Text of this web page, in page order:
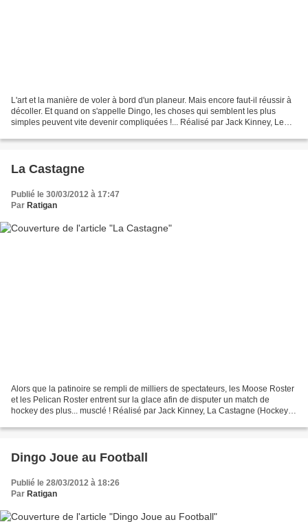
L'art et la manière de voler à bord d'un planeur. Mais encore faut-il réussir à
décoller. Et quand on s'appelle Dingo, les choses qui semblent les plus
simples peuvent vite devenir compliquées !... Réalisé par Jack Kinney, Le
La Castagne
Publié le 30/03/2012 à 17:47
Par Ratigan
Alors que la patinoire se rempli de milliers de spectateurs, les Moose Roster
et les Pelican Roster entrent sur la glace afin de disputer un match de
hockey des plus... musclé ! Réalisé par Jack Kinney, La Castagne (Hockey
Dingo Joue au Football
Publié le 28/03/2012 à 18:26
Par Ratigan